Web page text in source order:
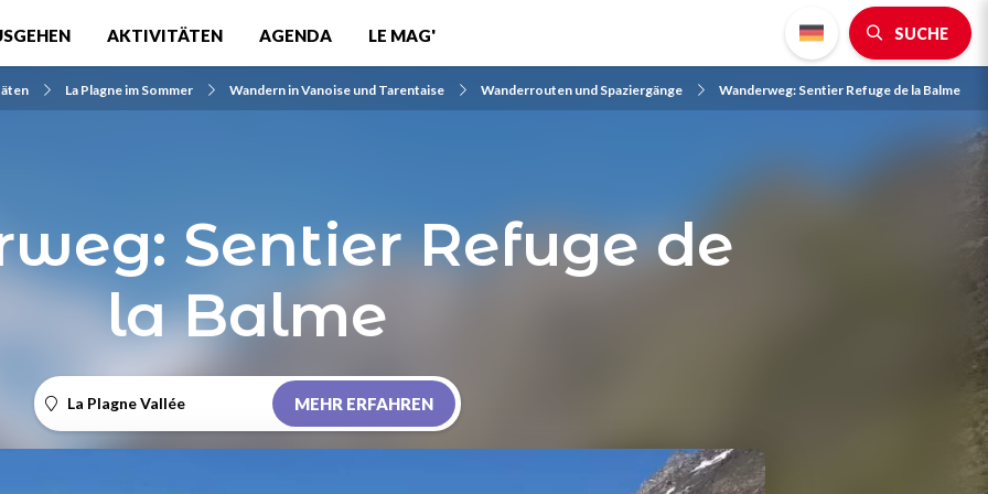
AKTIVITÄTEN AGENDA LE MAG' SUCHE
La Plagne im Sommer Wandern in Vanoise und Tarentaise Wanderrouten und Spaziergänge Wanderweg: Sentier Refuge de la Balme
Sentier Refuge de
la Balme
La Plagne Vallée MEHR ERFAHREN